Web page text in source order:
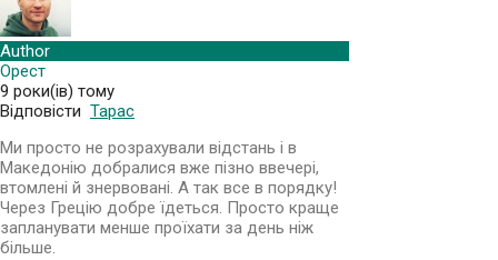
Author
Орест
9 роки(ів) тому
Відповісти Тарас
Ми просто не розрахували відстань і в
Македонію добралися вже пізно ввечері,
втомлені й знервовані. А так все в порядку!
Через Грецію добре їдеться. Просто краще
запланувати менше проїхати за день ніж
більше.